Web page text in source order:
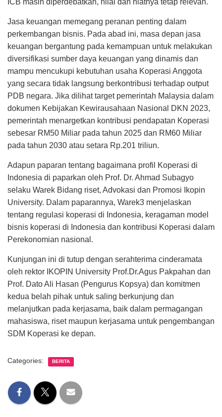
ICB masih diperdebatkan, nilai dan niatnya tetap relevan.
Jasa keuangan memegang peranan penting dalam
perkembangan bisnis. Pada abad ini, masa depan jasa
keuangan bergantung pada kemampuan untuk melakukan
diversifikasi sumber daya keuangan yang dinamis dan
mampu mencukupi kebutuhan usaha Koperasi Anggota
yang secara tidak langsung berkontribusi terhadap output
PDB negara. Jika dilihat target pemerintah Malaysia dalam
dokumen Kebijakan Kewirausahaan Nasional DKN 2023,
pemerintah menargetkan kontribusi pendapatan Koperasi
sebesar RM50 Miliar pada tahun 2025 dan RM60 Miliar
pada tahun 2030 atau setara Rp.201 triliun.
Adapun paparan tentang bagaimana profil Koperasi di
Indonesia di paparkan oleh Prof. Dr. Ahmad Subagyo
selaku Warek Bidang riset, Advokasi dan Promosi Ikopin
University. Dalam paparannya, Warek3 menjelaskan
tentang regulasi koperasi di Indonesia, keragaman model
bisnis koperasi di Indonesia dan kontribusi Koperasi dalam
Perekonomian nasional.
Kunjungan ini di tutup dengan serahterima cinderamata
oleh rektor IKOPIN University Prof.Dr.Agus Pakpahan dan
Prof. Dato Ali Hasan (Pengurus Kopsya) dan komitmen
kedua belah pihak untuk saling berkunjung dan
melanjutkan pada kerjasama, baik dalam permagangan
mahasiswa, riset maupun kerjasama untuk pengembangan
SDM Koperasi ke depan.
Categories: BERITA